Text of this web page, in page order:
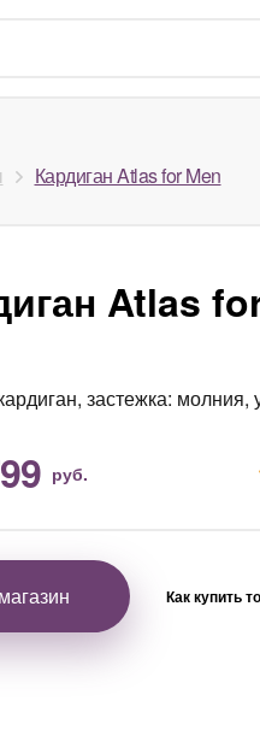
Кардиган Atlas for Men
Atlas
застежка: молния,
руб.
Как купить